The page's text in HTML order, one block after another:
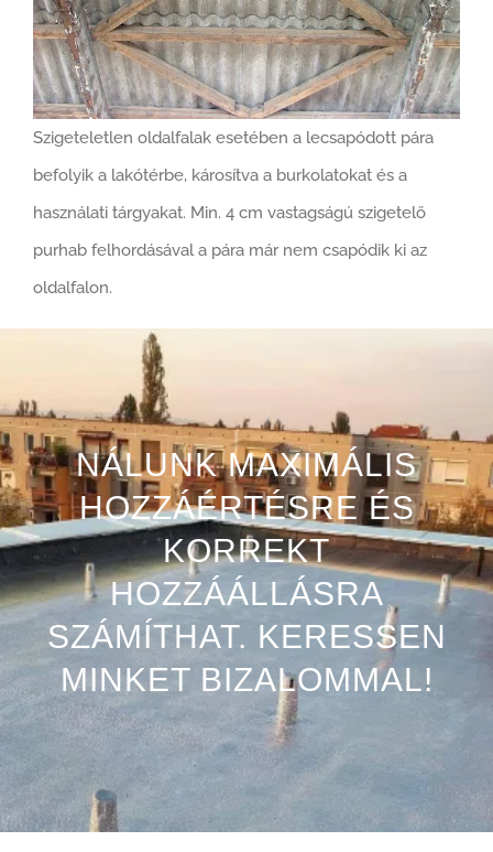
Szigeteletlen oldalfalak esetében a lecsapódott pára
befolyik a lakótérbe, károsítva a burkolatokat és a
használati tárgyakat. Min. 4 cm vastagságú szigetelő
purhab felhordásával a pára már nem csapódik ki az
oldalfalon.
NÁLUNK MAXIMÁLIS
HOZZÁÉRTÉSRE ÉS
KORREKT
HOZZÁÁLLÁSRA
SZÁMÍTHAT. KERESSEN
MINKET BIZALOMMAL!